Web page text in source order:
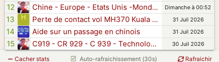
12 Chine - Europe - Etats Unis -Monde - Politiques >>> Industries vehicules electriques et hybrides ... Dimanche à 00:52
13 H Perte de contact vol MH370 Kuala Lumpur - Pékin 31 Juil 2026
14 Aide sur un passage en chinois 31 Juil 2026
15 C919 - CR 929 - C 939 - Technologies - Usines Airbus Tianjin - Airbus - Aviation civile en Chine & Hong Kong - Trafic Aerien - Vols - Actualites ... 30 Juil 2026
Auto-rafraichissement (30s)
Cacher stats Rafraichir